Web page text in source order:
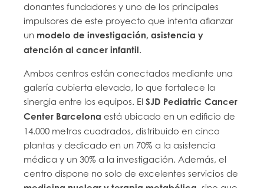
donantes fundadores y uno de los principales
impulsores de este proyecto que intenta afianzar
un modelo de investigación, asistencia y
atención al cancer infantil
Ambos centros están conectados mediante una
galería cubierta elevada, lo que fortalece la
sinergia entre los equipos. ElSJD Pediatric Cancer
Center Barcelona está ubicado en un edificio de
14.000 metros cuadrados, distribuido en cinco
plantas y dedicado en un 70% a la asistencia
médica y un 30% a la investigación. Además, el
centro dispone no solo de excelentes servicios de